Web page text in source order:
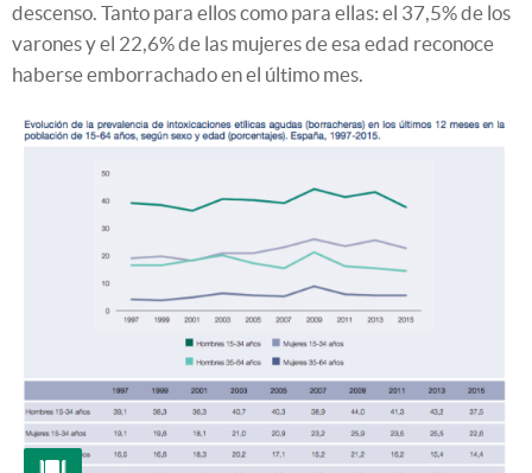
descenso. Tanto para ellos como para ellas: el 37,5% de los
varones y el 22,6% de las mujeres de esa edad reconoce
haberse emborrachado en el último mes.